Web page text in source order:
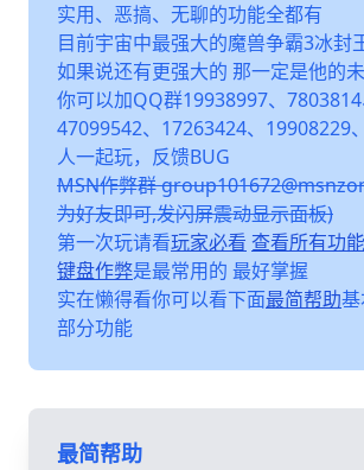
实用、恶搞、无聊的功能全都有
目前宇宙中最强大的魔兽争霸3冰封
如果说还有更强大的 那一定是他的
你可以加QQ群19938997、7803814
47099542、17263424、19908229
人一起玩，反馈BUG
MSN作弊群
为好友即可,发闪屏震动显示面板)
第一次玩请看玩家必看 查看所有功能
键盘作弊是最常用的 最好掌握
实在懒得看你可以看下面最简帮助
部分功能
最简帮助